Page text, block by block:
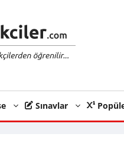
Sınavlar